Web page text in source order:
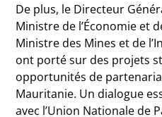
De plus, le Directeur
Ministre de l’Économie et
Ministre des Mines et de
ont porté sur des projets
opportunités de
Mauritanie. Un dialogue
avec l’Union Nationale de